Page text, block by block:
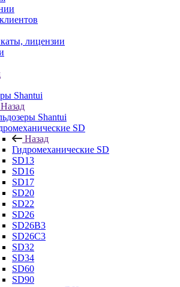
лицензии
Shantui
Назад
Shantui
SD
Назад
Гидромеханические SD
SD13
SD16
SD17
SD20
SD22
SD26
SD26B3
SD26C3
SD32
SD34
SD60
SD90